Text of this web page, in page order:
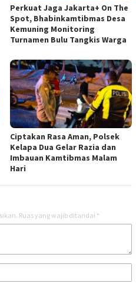
Perkuat Jaga Jakarta+ On The
Spot, Bhabinkamtibmas Desa
Kemuning Monitoring
Turnamen Bulu Tangkis Warga
Ciptakan Rasa Aman, Polsek
Kelapa Dua Gelar Razia dan
Imbauan Kamtibmas Malam
Hari
Ruas yang wajib ditandai *